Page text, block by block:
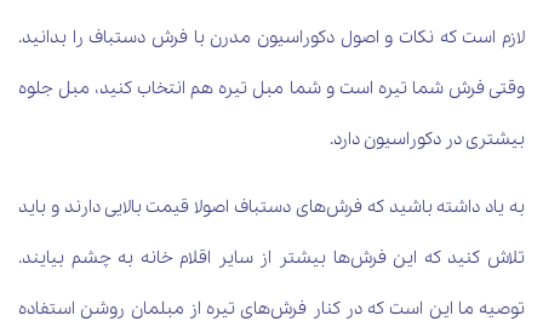
لازم است که نکات و اصول دکوراسیون مدرن با فرش دستباف را بدانید.
وقتی فرش شما تیره است و شما مبل تیره هم انتخاب کنید، مبل جلوه
بیشتری در دکوراسیون دارد.
به یاد داشته باشید که فرش‌های دستباف اصولا قیمت بالایی دارند و باید
تلاش کنید که این فرش‌ها بیشتر از سایر اقلام خانه به چشم بیایند.
توصیه ما این است که در کنار فرش‌های تیره از مبلمان روشن استفاده